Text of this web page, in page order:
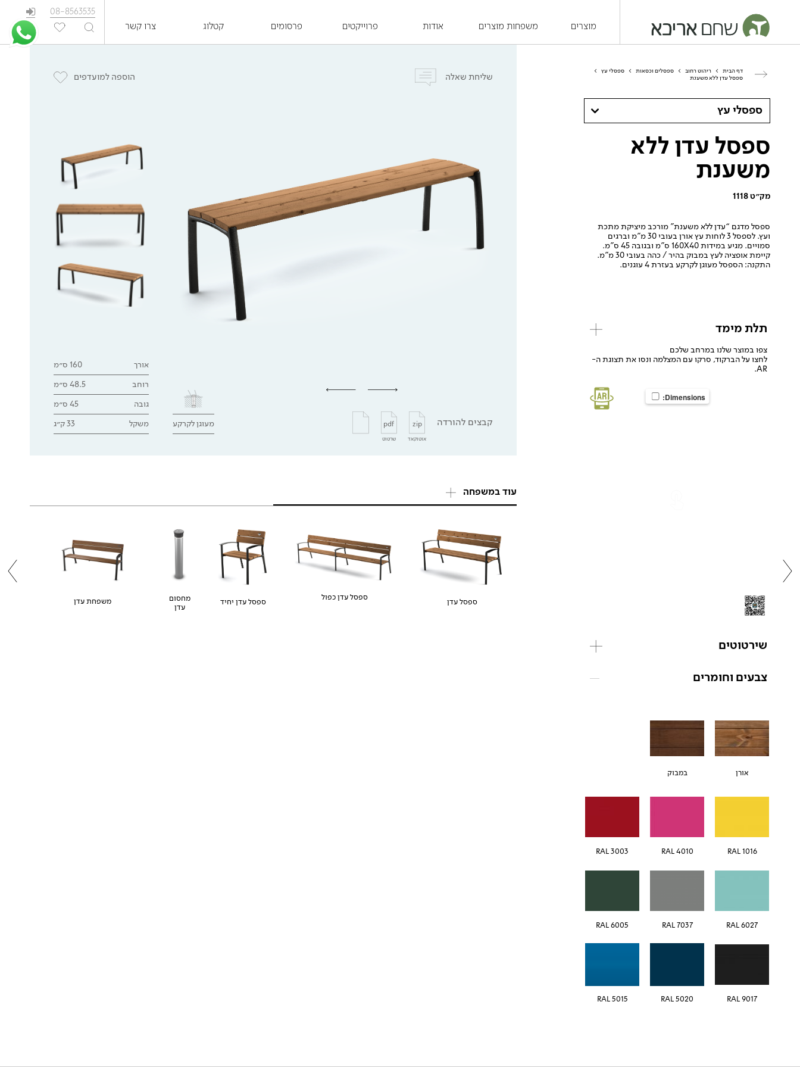
מוצרים משפחות מוצרים אודות פרוייקטים פרסומים קטלוג צרו קשר
08-8563535
EN
דף הבית > ריהוט רחוב > ספסלים וכסאות > ספסלי עץ
>
ספסל עדן ללא משענת
ספסלי עץ
ספסל עדן ללא
משענת
מק״ט 1118
ספסל מדגם “עדן ללא משענת” מורכב מיציקת מתכת
ועץ. לספסל 3 לוחות עץ אורן בעובי 30 מ”מ וברגים
סמויים. מגיע במידות 160X40 ס”מ ובגובה 45 ס”מ.
קיימת אופציה לעץ במבוק בהיר / כהה בעובי 30 מ”מ.
התקנה: הספסל מעוגן לקרקע בעזרת 4 עוגנים.
תלת מימד
צפו במוצר שלנו במרחב שלכם
לחצו על הברקוד, סרקו עם המצלמה ונסו את תצוגת ה-
AR.
Dimensions:
שירטוטים
צבעים וחומרים
אורן במבוק
RAL 1016
RAL 4010
RAL 3003
RAL 6027
RAL 7037
RAL 6005
RAL 9017
5020 RAL
5015 RAL
שליחת שאלה הוספה למועדפים
קבצים להורדה zip
אוטוקאד
pdf
שרטוט
מעוגן לקרקע
אורך 160 ס״מ
רוחב 48.5 ס״מ
גובה 45 ס״מ
משקל 33 ק״ג
עוד במשפחה
ספסל עדן
ספסל עדן כפול
ספסל עדן יחיד
מחסום
עדן
משפחת עדן